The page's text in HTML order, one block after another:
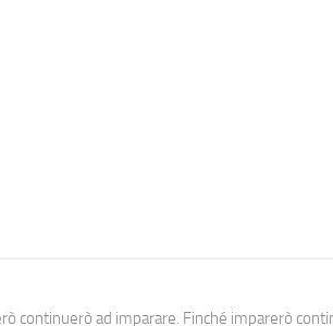
continuerò ad imparare. Finché imparerò